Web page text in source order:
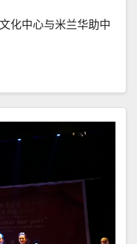
化中心与米兰华助中